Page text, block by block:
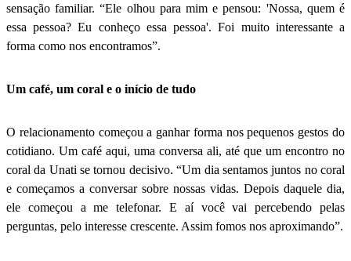
sensação familiar. “Ele olhou para mim e pensou: 'Nossa, quem é
essa pessoa? Eu conheço essa pessoa'. Foi muito interessante a
forma como nos encontramos”.
Um café, um coral e o início de tudo
O relacionamento começou a ganhar forma nos pequenos gestos do
cotidiano. Um café aqui, uma conversa ali, até que um encontro no
coral da Unati se tornou decisivo. “Um dia sentamos juntos no coral
e começamos a conversar sobre nossas vidas. Depois daquele dia,
ele começou a me telefonar. E aí você vai percebendo pelas
perguntas, pelo interesse crescente. Assim fomos nos aproximando”.